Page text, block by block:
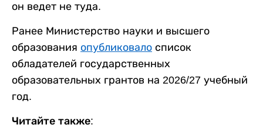
он ведет не туда.
Ранее Министерство науки и высшего
образования опубликовало список
обладателей государственных
образовательных грантов на 2026/27 учебный
год.
Читайте также: